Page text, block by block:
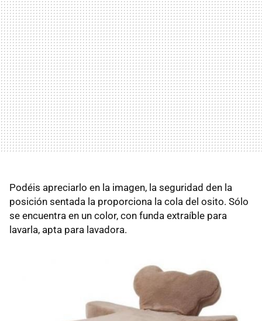
Podéis apreciarlo en la imagen, la seguridad den la
posición sentada la proporciona la cola del osito. Sólo
se encuentra en un color, con funda extraíble para
lavarla, apta para lavadora.